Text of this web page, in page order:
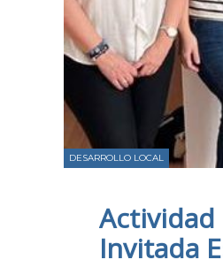
DESARROLLO LOCAL
Actividad
Invitada